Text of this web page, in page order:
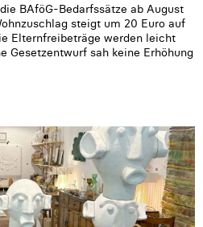
BAföG-Bedarfssätze ab August
steigt um 20 Euro auf
Elternfreibeträge werden leicht
Gesetzentwurf sah keine Erhöhung